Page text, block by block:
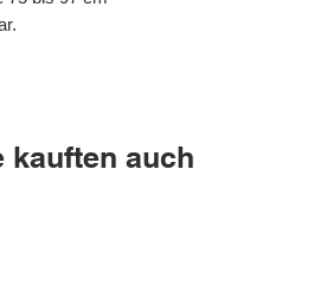
kauften auch